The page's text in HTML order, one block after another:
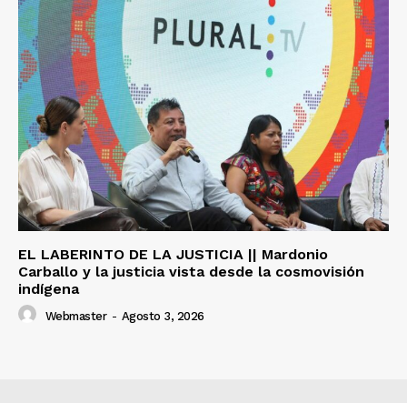
EL LABERINTO DE LA JUSTICIA || Mardonio
Carballo y la justicia vista desde la cosmovisión
indígena
Webmaster - Agosto 3, 2026